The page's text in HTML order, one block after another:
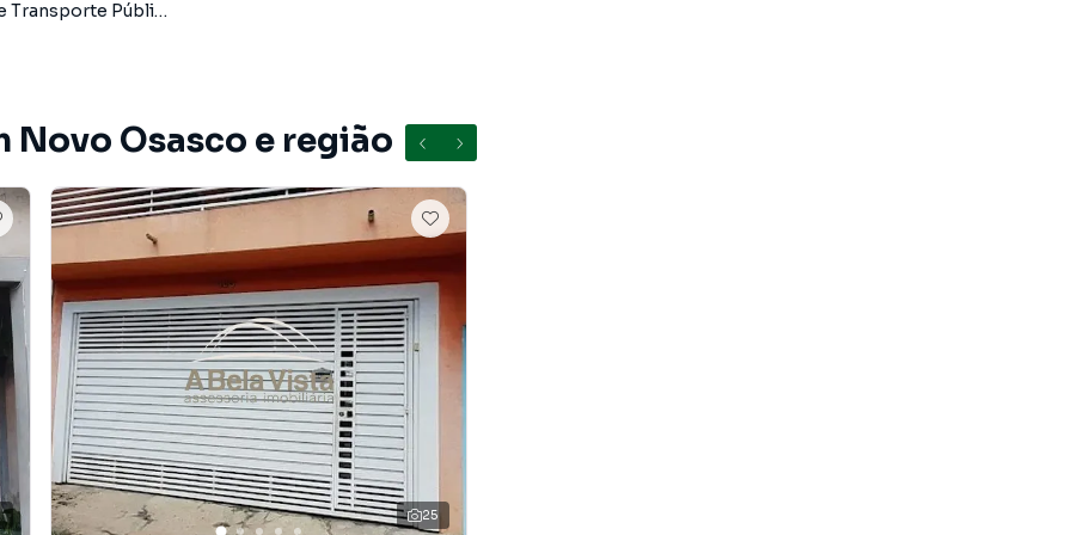
segurança e tranquilidade. Na A Bela Vista
Bela Vista Imóveis é uma imobiliária digital com
Osasco.
alugar seu imóvel muito mais rápido do que em
diversos imóveis em Osasco, especialmente em
marketing digital focada em produzir campanhas
número de contatos interessados e tendo como
seu imóvel mais rápido. Contamos também com
e uma central de atendimento preparada para
Transporte Público
Novo Osasco e região
25